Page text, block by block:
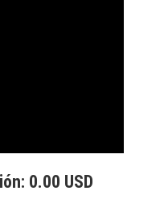
0.00 USD